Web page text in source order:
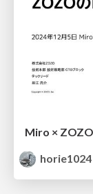
Miro ×
horie1024